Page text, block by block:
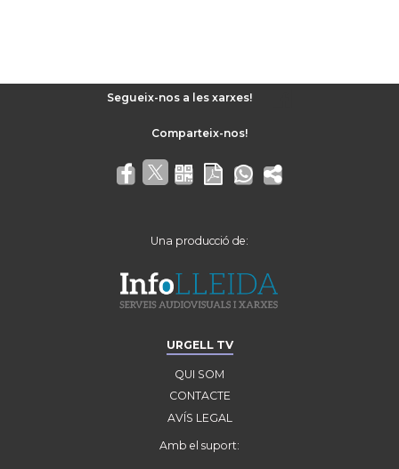
Segueix-nos a les xarxes!
Una producció de:
URGELL TV
QUI SOM
CONTACTE
AVÍS LEGAL
Amb el suport: